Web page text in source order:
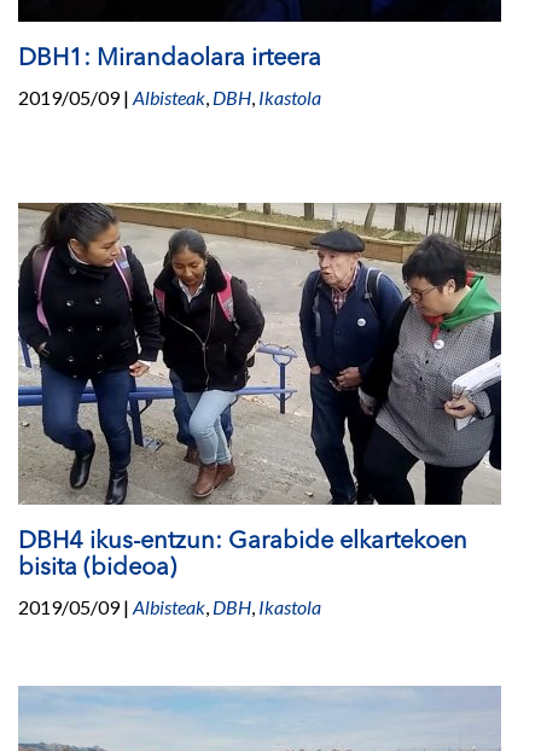
DBH1: Mirandaolara irteera
2019/05/09| Albisteak, DBH, Ikastola
DBH4 ikus-entzun: Garabide elkartekoen
bisita (bideoa)
2019/05/09| Albisteak, DBH, Ikastola